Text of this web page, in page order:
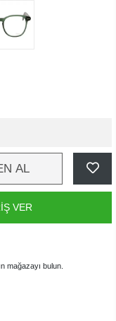
AL
VER
mağazayı bulun.